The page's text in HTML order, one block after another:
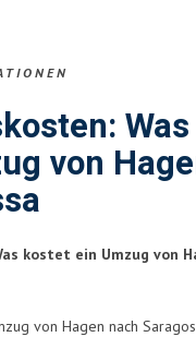
von
kostet ein Umzug von
von Hagen nach